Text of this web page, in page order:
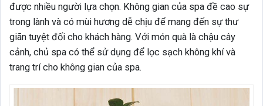
được nhiều người lựa chọn. Không gian của spa đề cao sự
trong lành và có mùi hương dễ chịu để mang đến sự thư
giãn tuyệt đối cho khách hàng. Với món quà là chậu cây
cảnh, chủ spa có thể sử dụng để lọc sạch không khí và
trang trí cho không gian của spa.